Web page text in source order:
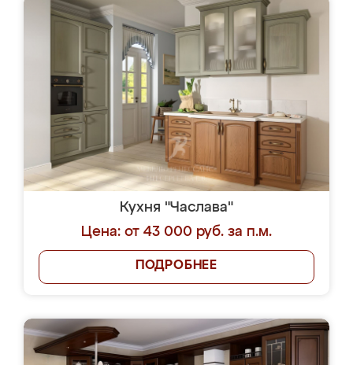
Кухня "Часлава"
Цена: от 43 000 руб. за п.м.
ПОДРОБНЕЕ